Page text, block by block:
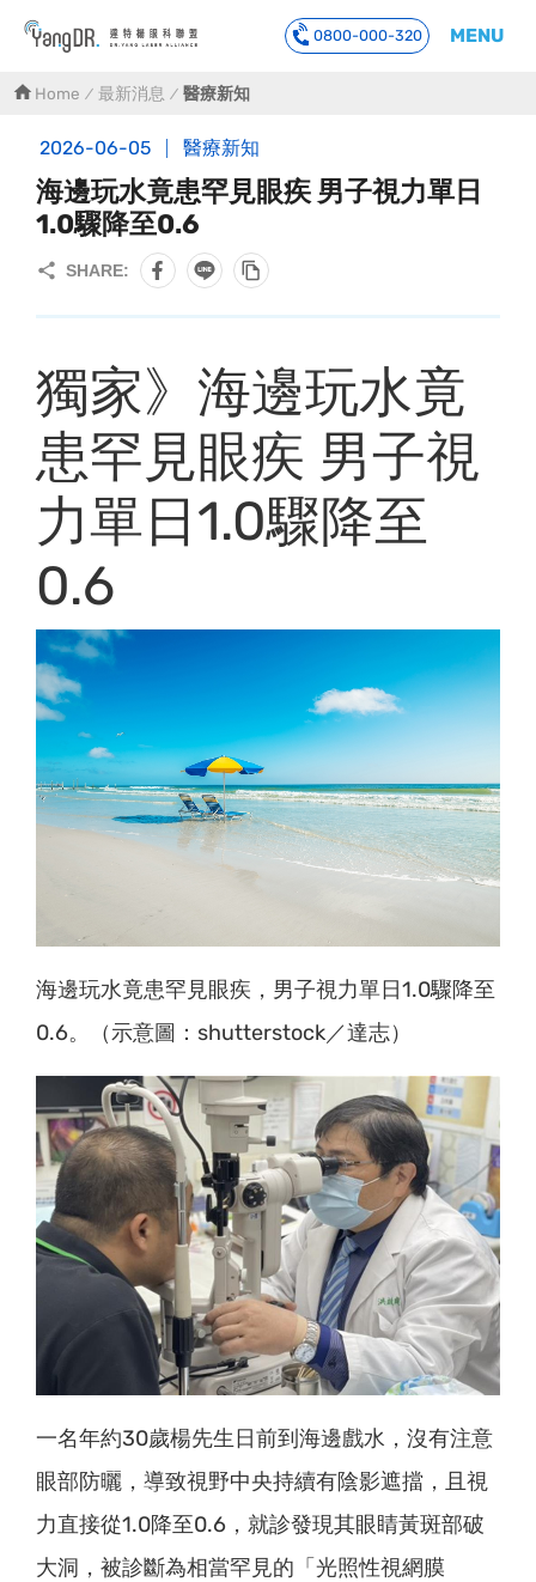
到主要內容
0800-000-320 MENU
Home 最新消息 醫療新知
2026-06-05 醫療新知
海邊玩水竟患罕見眼疾 男子視力單日
1.0驟降至0.6
獨家》海邊玩水竟
患罕見眼疾 男子視
力單日1.0驟降至
0.6
海邊玩水竟患罕見眼疾，男子視力單日1.0驟降至
0.6。（示意圖：shutterstock／達志）
一名年約30歲楊先生日前到海邊戲水，沒有注意
眼部防曬，導致視野中央持續有陰影遮擋，且視
力直接從1.0降至0.6，就診發現其眼睛黃斑部破
大洞，被診斷為相當罕見的「光照性視網膜